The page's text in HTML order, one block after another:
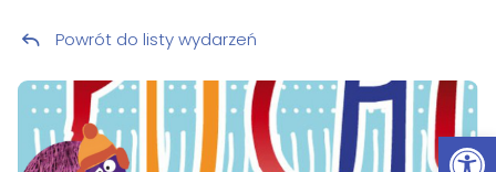
Przeskocz do treści
Powrót do listy wydarzeń